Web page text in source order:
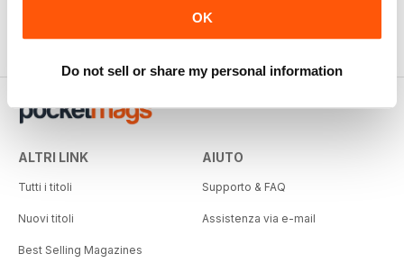
OK
Do not sell or share my personal information
ALTRI LINK
Tutti i titoli
Nuovi titoli
Best Selling Magazines
AIUTO
Supporto & FAQ
Assistenza via e-mail